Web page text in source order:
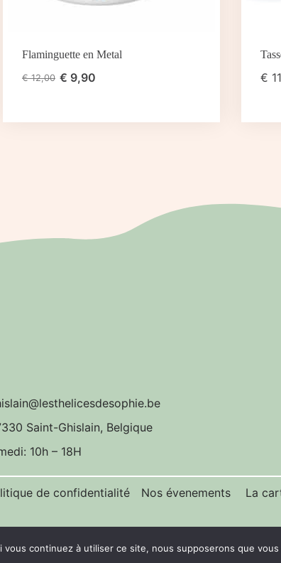
Flaminguette en Metal
€12,00 € 9,90 €
Saint-Ghislain, Belgique
10h – 18H
de confidentialité Nos évenements La
continuez à utiliser ce site, nous supposerons que